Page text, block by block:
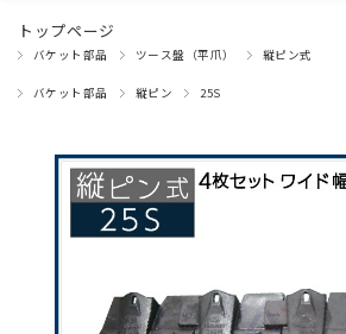
トップページ
バケット部品 ツース盤（平爪） 縦ピン式
バケット部品 縦ピン 25S